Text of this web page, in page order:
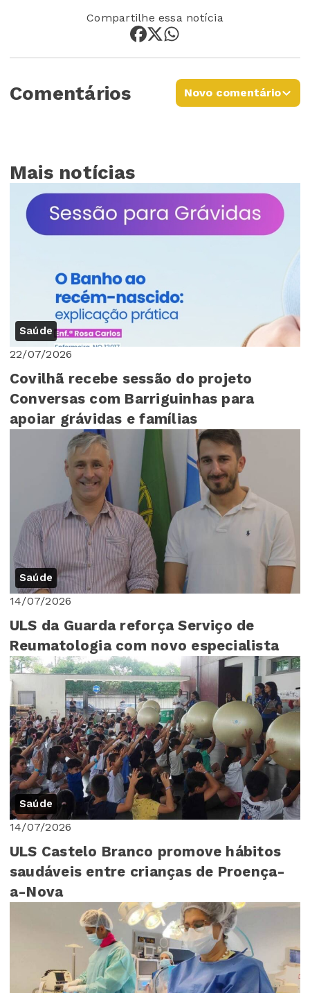
Compartilhe essa notícia
Comentários Novo comentário
Mais notícias
Saúde
22/07/2026
Covilhã recebe sessão do projeto
Conversas com Barriguinhas para
apoiar grávidas e famílias
Saúde
14/07/2026
ULS da Guarda reforça Serviço de
Reumatologia com novo especialista
Saúde
14/07/2026
ULS Castelo Branco promove hábitos
saudáveis entre crianças de Proença-
a-Nova